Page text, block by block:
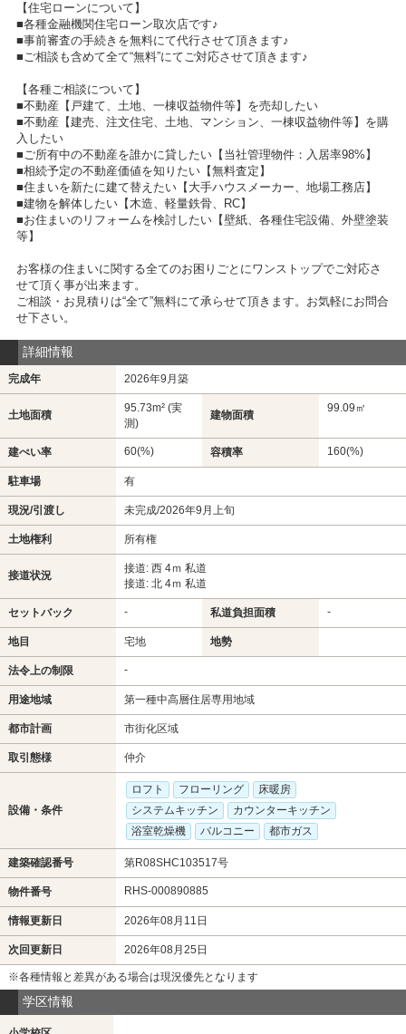
【住宅ローンについて】
■各種金融機関住宅ローン取次店です♪
■事前審査の手続きを無料にて代行させて頂きます♪
■ご相談も含めて全て“無料”にてご対応させて頂きます♪
【各種ご相談について】
■不動産【戸建て、土地、一棟収益物件等】を売却したい
■不動産【建売、注文住宅、土地、マンション、一棟収益物件等】を購
入したい
■ご所有中の不動産を誰かに貸したい【当社管理物件：入居率98%】
■相続予定の不動産価値を知りたい【無料査定】
■住まいを新たに建て替えたい【大手ハウスメーカー、地場工務店】
■建物を解体したい【木造、軽量鉄骨、RC】
■お住まいのリフォームを検討したい【壁紙、各種住宅設備、外壁塗装
等】
お客様の住まいに関する全てのお困りごとにワンストップでご対応さ
せて頂く事が出来ます。
ご相談・お見積りは“全て”無料にて承らせて頂きます。お気軽にお問合
せ下さい。
詳細情報
完成年 2026年9月築
土地面積
95.73m² (実
測)
建物面積
99.09㎡
建ぺい率 60(%) 容積率 160(%)
駐車場 有
現況/引渡し 未完成/2026年9月上旬
土地権利 所有権
接道状況
接道: 西 4ｍ 私道
接道: 北 4ｍ 私道
セットバック - 私道負担面積 -
地目 宅地 地勢
法令上の制限 -
用途地域 第一種中高層住居専用地域
都市計画 市街化区域
取引態様 仲介
設備・条件
ロフト フローリング
床暖房
システムキッチン
カウンターキッチン
浴室乾燥機
バルコニー 都市ガス
建築確認番号 第R08SHC103517号
物件番号 RHS-000890885
情報更新日 2026年08月11日
次回更新日 2026年08月25日
※各種情報と差異がある場合は現況優先となります
学区情報